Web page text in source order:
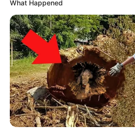
What Happened